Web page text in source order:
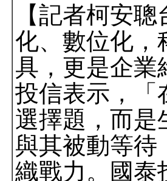
【記者柯安
化、數位化，
具，更是企業
投信表示，「
選擇題，而是
與其被動等待
織戰力。國泰